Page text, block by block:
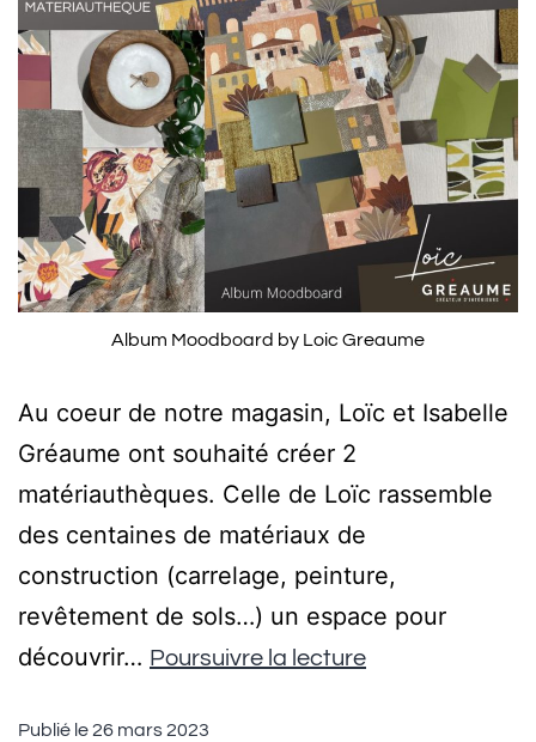
Album Moodboard by Loic Greaume
Au coeur de notre magasin, Loïc et Isabelle
Gréaume ont souhaité créer 2
matériauthèques. Celle de Loïc rassemble
des centaines de matériaux de
construction (carrelage, peinture,
revêtement de sols…) un espace pour
découvrir… Poursuivre la lecture
Publié le26 mars 2023